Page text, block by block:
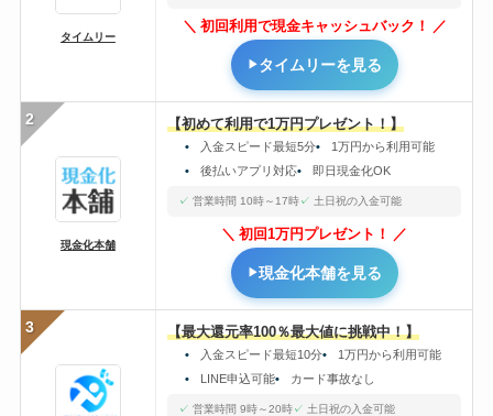
タイムリー
初回利用で現金キャッシュバック！
タイムリーを見る
2
現金化本舗
【初めて利用で1万円プレゼント！】
入金スピード最短5分
1万円から利用可能
後払いアプリ対応
即日現金化OK
営業時間 10時～17時 土日祝の入金可能
初回1万円プレゼント！
現金化本舗を見る
3 【最大還元率100％最大値に挑戦中！】
入金スピード最短10分
1万円から利用可能
LINE申込可能
カード事故なし
営業時間 9時～20時 土日祝の入金可能